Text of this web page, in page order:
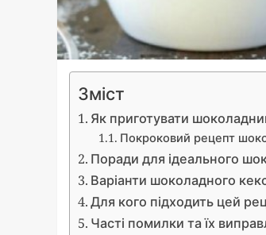
Зміст
Як приготувати
Покроковий рецепт
Поради для ідеального
Варіанти шоколадного
Для кого підходить цей
Часті помилки та їх